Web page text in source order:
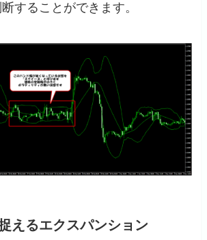
することができます。
えるエクスパンション